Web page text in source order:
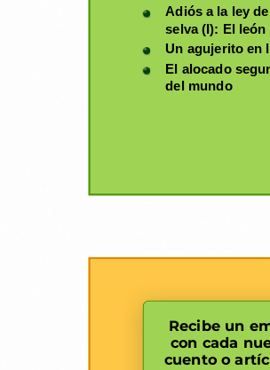
Adiós a la ley
selva (I): El león
Un agujerito en
El alocado
del mundo
Recibe un
con cada
cuento o